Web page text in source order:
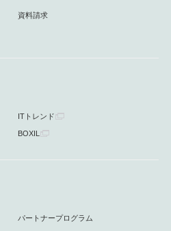
資料請求
ITトレンド
BOXIL
パートナープログラム